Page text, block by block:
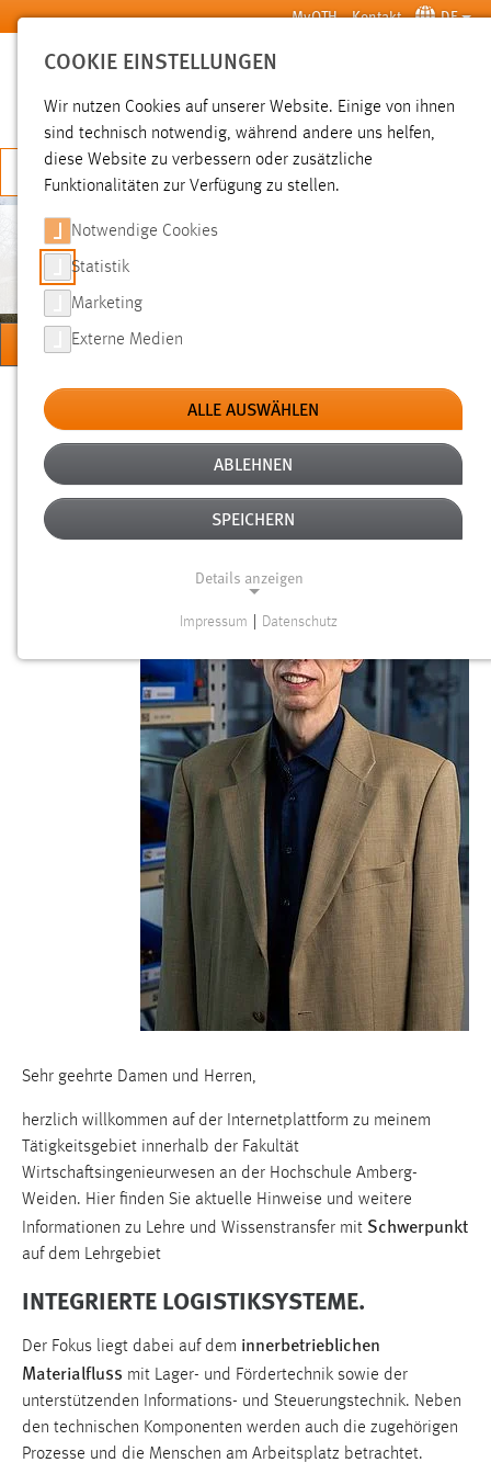
Zum Hauptinhalt springen MyOTH Kontakt DE
SUCHE
JETZT BEWERBEN
KUMMETSTEINER
Sie sind hier:
Professorinnen und Professoren
Prof. Dr.-Ing. Günter Kummetsteiner
Prof. Dr.-Ing. Günter Kummetsteiner
WILLKOMMEN
Sehr geehrte Damen und Herren,
herzlich willkommen auf der Internetplattform zu meinem
Tätigkeitsgebiet innerhalb der Fakultät
Wirtschaftsingenieurwesen an der Hochschule Amberg-
Weiden. Hier finden Sie aktuelle Hinweise und weitere
Informationen zu Lehre und Wissenstransfer mit Schwerpunkt
auf dem Lehrgebiet
INTEGRIERTE LOGISTIKSYSTEME.
Der Fokus liegt dabei auf dem innerbetrieblichen
Materialfluss mit Lager- und Fördertechnik sowie der
unterstützenden Informations- und Steuerungstechnik. Neben
den technischen Komponenten werden auch die zugehörigen
Prozesse und die Menschen am Arbeitsplatz betrachtet.
COOKIE EINSTELLUNGEN
Wir nutzen Cookies auf unserer Website. Einige von ihnen
sind technisch notwendig, während andere uns helfen,
diese Website zu verbessern oder zusätzliche
Funktionalitäten zur Verfügung zu stellen.
Notwendige Cookies
Statistik
Marketing
Externe Medien
ALLE AUSWÄHLEN
ABLEHNEN
SPEICHERN
Details anzeigen
Notwendige Cookies ermöglichen grundlegende
Funktionen und sind für die einwandfreie Funktion der
Website erforderlich.
Einverständnis
cookie_consent
Dieser Cookie speichert die ausgewählten Einverständnis-
Optionen des Benutzers
Cookie Laufzeit:
Performance
Name:
Zweck:
Für performante Seitenauslieferung wird in diesem Cookie
gespeichert, ob man eingeloggt ist.
site-language-preference
Zweck:
Das Cookie speichert die gewählte Sprache der Website.
Cookie Laufzeit:
Impressum Datenschutz